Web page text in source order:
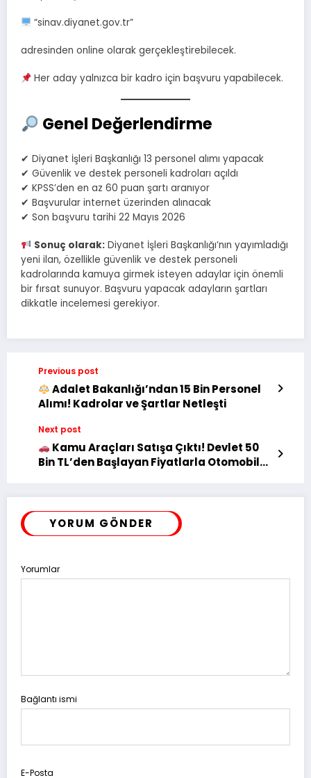
“sinav.diyanet.gov.tr”
adresinden online olarak gerçekleştirebilecek.
Her aday yalnızca bir kadro için başvuru yapabilecek.
Genel Değerlendirme
✔ Diyanet İşleri Başkanlığı 13 personel alımı yapacak
✔ Güvenlik ve destek personeli kadroları açıldı
✔ KPSS’den en az 60 puan şartı aranıyor
✔ Başvurular internet üzerinden alınacak
✔ Son başvuru tarihi 22 Mayıs 2026
Sonuç olarak: Diyanet İşleri Başkanlığı’nın yayımladığı
yeni ilan, özellikle güvenlik ve destek personeli
kadrolarında kamuya girmek isteyen adaylar için önemli
bir fırsat sunuyor. Başvuru yapacak adayların şartları
dikkatle incelemesi gerekiyor.
Previous post
Adalet Bakanlığı’ndan 15 Bin Personel
Alımı! Kadrolar ve Şartlar Netleşti
Next post
Kamu Araçları Satışa Çıktı! Devlet 50
Bin TL’den Başlayan Fiyatlarla Otomobil
YORUM GÖNDER
Yorumlar
Bağlantı ismi
E-Posta